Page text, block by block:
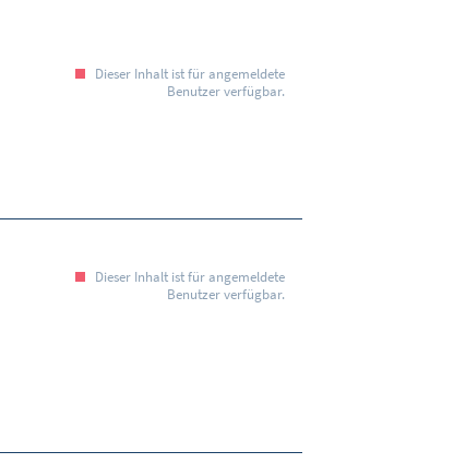
KONTAKT
Dieser Inhalt ist für angemeldete
Benutzer verfügbar.
Dieser Inhalt ist für angemeldete
Benutzer verfügbar.